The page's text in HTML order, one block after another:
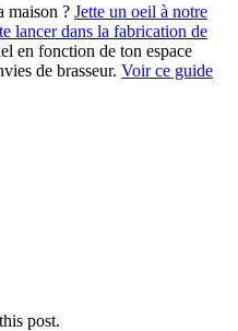
maison ? Jette un oeil à notre
lancer dans la fabrication de
en fonction de ton espace
de brasseur. Voir ce guide
post.